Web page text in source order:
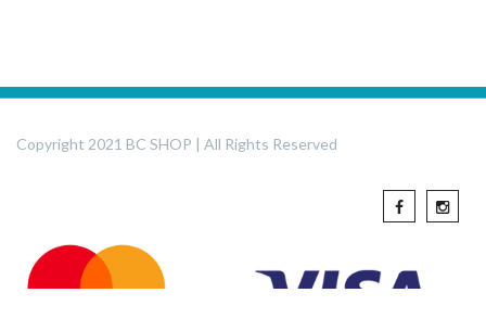
Copyright 2021 BC SHOP | All Rights Reserved